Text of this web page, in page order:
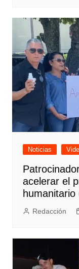
Noticias
acelerar el
humanitario
Redacción